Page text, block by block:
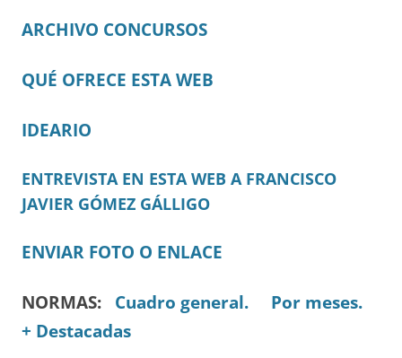
ARCHIVO CONCURSOS
QUÉ OFRECE ESTA WEB
IDEARIO
ENTREVISTA EN ESTA WEB A FRANCISCO
JAVIER GÓMEZ GÁLLIGO
ENVIAR FOTO O ENLACE
NORMAS: Cuadro general.
Por meses.
+ Destacadas